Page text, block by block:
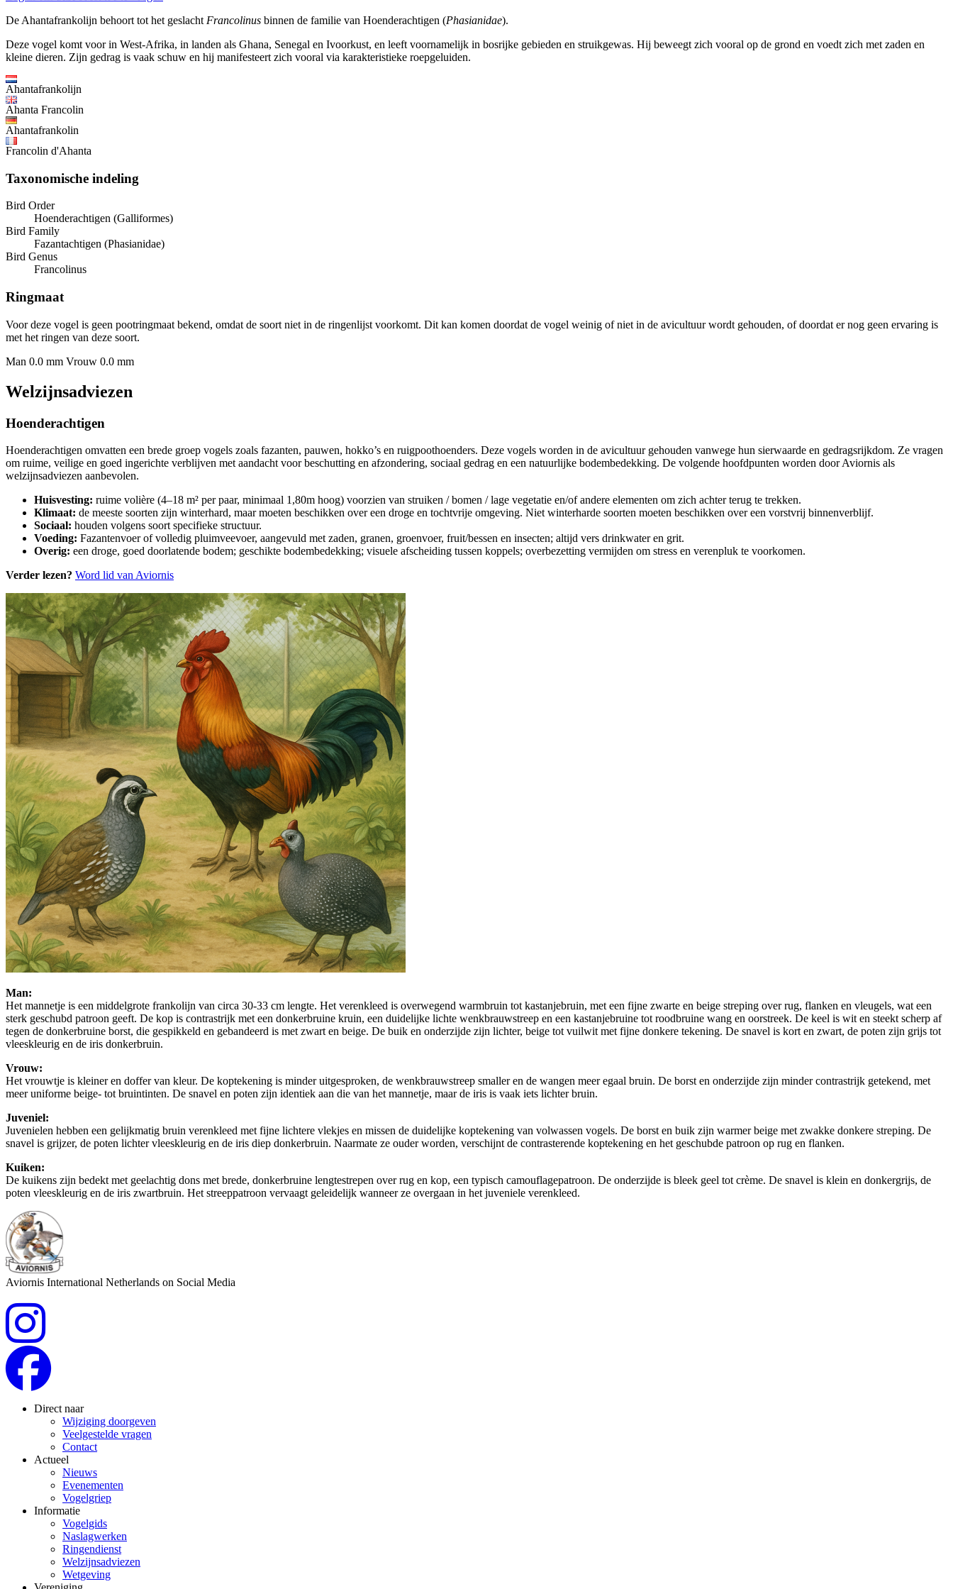
De Ahantafrankolijn behoort tot het geslacht Francolinus binnen de familie van Hoenderachtigen (Phasianidae).
Deze vogel komt voor in West-Afrika, in landen als Ghana, Senegal en Ivoorkust, en leeft voornamelijk in bosrijke gebieden en struikgewas. Hij beweegt zich vooral op de grond en voedt zich met zaden en
kleine dieren. Zijn gedrag is vaak schuw en hij manifesteert zich vooral via karakteristieke roepgeluiden.
Ahantafrankolijn
Ahanta Francolin
Ahantafrankolin
Francolin d'Ahanta
Taxonomische indeling
Bird Order
Hoenderachtigen (Galliformes)
Bird Family
Fazantachtigen (Phasianidae)
Bird Genus
Francolinus
Ringmaat
Voor deze vogel is geen pootringmaat bekend, omdat de soort niet in de ringenlijst voorkomt. Dit kan komen doordat de vogel weinig of niet in de avicultuur wordt gehouden, of doordat er nog geen ervaring is
met het ringen van deze soort.
Man 0.0 mm Vrouw 0.0 mm
Welzijnsadviezen
Hoenderachtigen
Hoenderachtigen omvatten een brede groep vogels zoals fazanten, pauwen, hokko’s en ruigpoothoenders. Deze vogels worden in de avicultuur gehouden vanwege hun sierwaarde en gedragsrijkdom. Ze vragen
om ruime, veilige en goed ingerichte verblijven met aandacht voor beschutting en afzondering, sociaal gedrag en een natuurlijke bodembedekking. De volgende hoofdpunten worden door Aviornis als
welzijnsadviezen aanbevolen.
Huisvesting: ruime volière (4–18 m² per paar, minimaal 1,80m hoog) voorzien van struiken / bomen / lage vegetatie en/of andere elementen om zich achter terug te trekken.
Klimaat: de meeste soorten zijn winterhard, maar moeten beschikken over een droge en tochtvrije omgeving. Niet winterharde soorten moeten beschikken over een vorstvrij binnenverblijf.
Sociaal: houden volgens soort specifieke structuur.
Voeding: Fazantenvoer of volledig pluimveevoer, aangevuld met zaden, granen, groenvoer, fruit/bessen en insecten; altijd vers drinkwater en grit.
Overig: een droge, goed doorlatende bodem; geschikte bodembedekking; visuele afscheiding tussen koppels; overbezetting vermijden om stress en verenpluk te voorkomen.
Verder lezen? Word lid van Aviornis
Man:
Het mannetje is een middelgrote frankolijn van circa 30-33 cm lengte. Het verenkleed is overwegend warmbruin tot kastanjebruin, met een fijne zwarte en beige streping over rug, flanken en vleugels, wat een
sterk geschubd patroon geeft. De kop is contrastrijk met een donkerbruine kruin, een duidelijke lichte wenkbrauwstreep en een kastanjebruine tot roodbruine wang en oorstreek. De keel is wit en steekt scherp af
tegen de donkerbruine borst, die gespikkeld en gebandeerd is met zwart en beige. De buik en onderzijde zijn lichter, beige tot vuilwit met fijne donkere tekening. De snavel is kort en zwart, de poten zijn grijs tot
vleeskleurig en de iris donkerbruin.
Vrouw:
Het vrouwtje is kleiner en doffer van kleur. De koptekening is minder uitgesproken, de wenkbrauwstreep smaller en de wangen meer egaal bruin. De borst en onderzijde zijn minder contrastrijk getekend, met
meer uniforme beige- tot bruintinten. De snavel en poten zijn identiek aan die van het mannetje, maar de iris is vaak iets lichter bruin.
Juveniel:
Juvenielen hebben een gelijkmatig bruin verenkleed met fijne lichtere vlekjes en missen de duidelijke koptekening van volwassen vogels. De borst en buik zijn warmer beige met zwakke donkere streping. De
snavel is grijzer, de poten lichter vleeskleurig en de iris diep donkerbruin. Naarmate ze ouder worden, verschijnt de contrasterende koptekening en het geschubde patroon op rug en flanken.
Kuiken:
De kuikens zijn bedekt met geelachtig dons met brede, donkerbruine lengtestrepen over rug en kop, een typisch camouflagepatroon. De onderzijde is bleek geel tot crème. De snavel is klein en donkergrijs, de
poten vleeskleurig en de iris zwartbruin. Het streeppatroon vervaagt geleidelijk wanneer ze overgaan in het juveniele verenkleed.
Aviornis International Netherlands on Social Media
Direct naar
Wijziging doorgeven
Veelgestelde vragen
Contact
Actueel
Nieuws
Evenementen
Vogelgriep
Informatie
Vogelgids
Naslagwerken
Ringendienst
Welzijnsadviezen
Wetgeving